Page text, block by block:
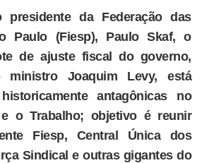
presidente da Federação das
Paulo (Fiesp), Paulo Skaf, o
de ajuste fiscal do governo,
ministro Joaquim Levy, está
antagônicas no
o Trabalho; objetivo é reunir
Fiesp, Central Única dos
Sindical e outras gigantes do